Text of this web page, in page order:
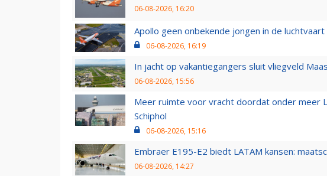
06-08-2026, 16:20
Apollo geen onbekende jongen in de luchtvaart
06-08-2026, 16:19
In jacht op vakantiegangers sluit vliegveld
06-08-2026, 15:56
Meer ruimte voor vracht doordat onder meer
Schiphol
06-08-2026, 15:16
Embraer E195-E2 biedt LATAM kansen:
06-08-2026, 14:27